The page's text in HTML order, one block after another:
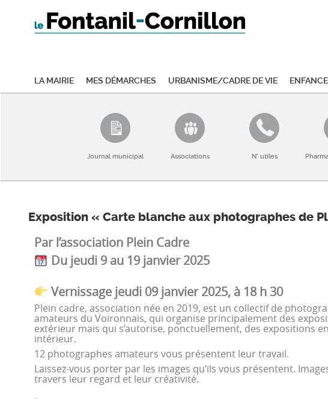
La mairie Mes démarches Urbanisme/Cadre de vie
Journal municipal Associations N° utiles
Exposition « Carte blanche aux photographes de
Par l’association Plein Cadre
Du jeudi 9 au 19 janvier 2025
Vernissage jeudi 09 janvier 2025, à 18 h 30
Plein cadre, association née en 2019, est un collectif de
amateurs du Voironnais, qui organise principalement des
extérieur mais qui s’autorise, ponctuellement, des expositions en
intérieur.
12 photographes amateurs vous présentent leur travail.
Laissez-vous porter par les images qu’ils vous présentent.
travers leur regard et leur créativité.